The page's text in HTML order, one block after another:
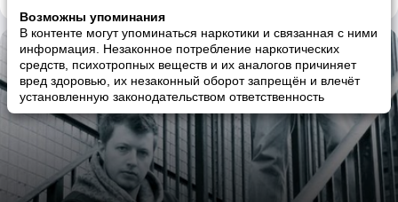
Возможны упоминания
В контенте могут упоминаться наркотики и связанная с ними
информация. Незаконное потребление наркотических
средств, психотропных веществ и их аналогов причиняет
вред здоровью, их незаконный оборот запрещён и влечёт
установленную законодательством ответственность
Faithless (feat. Bianca)
DC Breaks